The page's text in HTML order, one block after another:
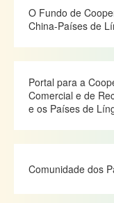
O Fundo de
China-Países de
Portal para a
Comercial e de
e os Países de
Comunidade dos